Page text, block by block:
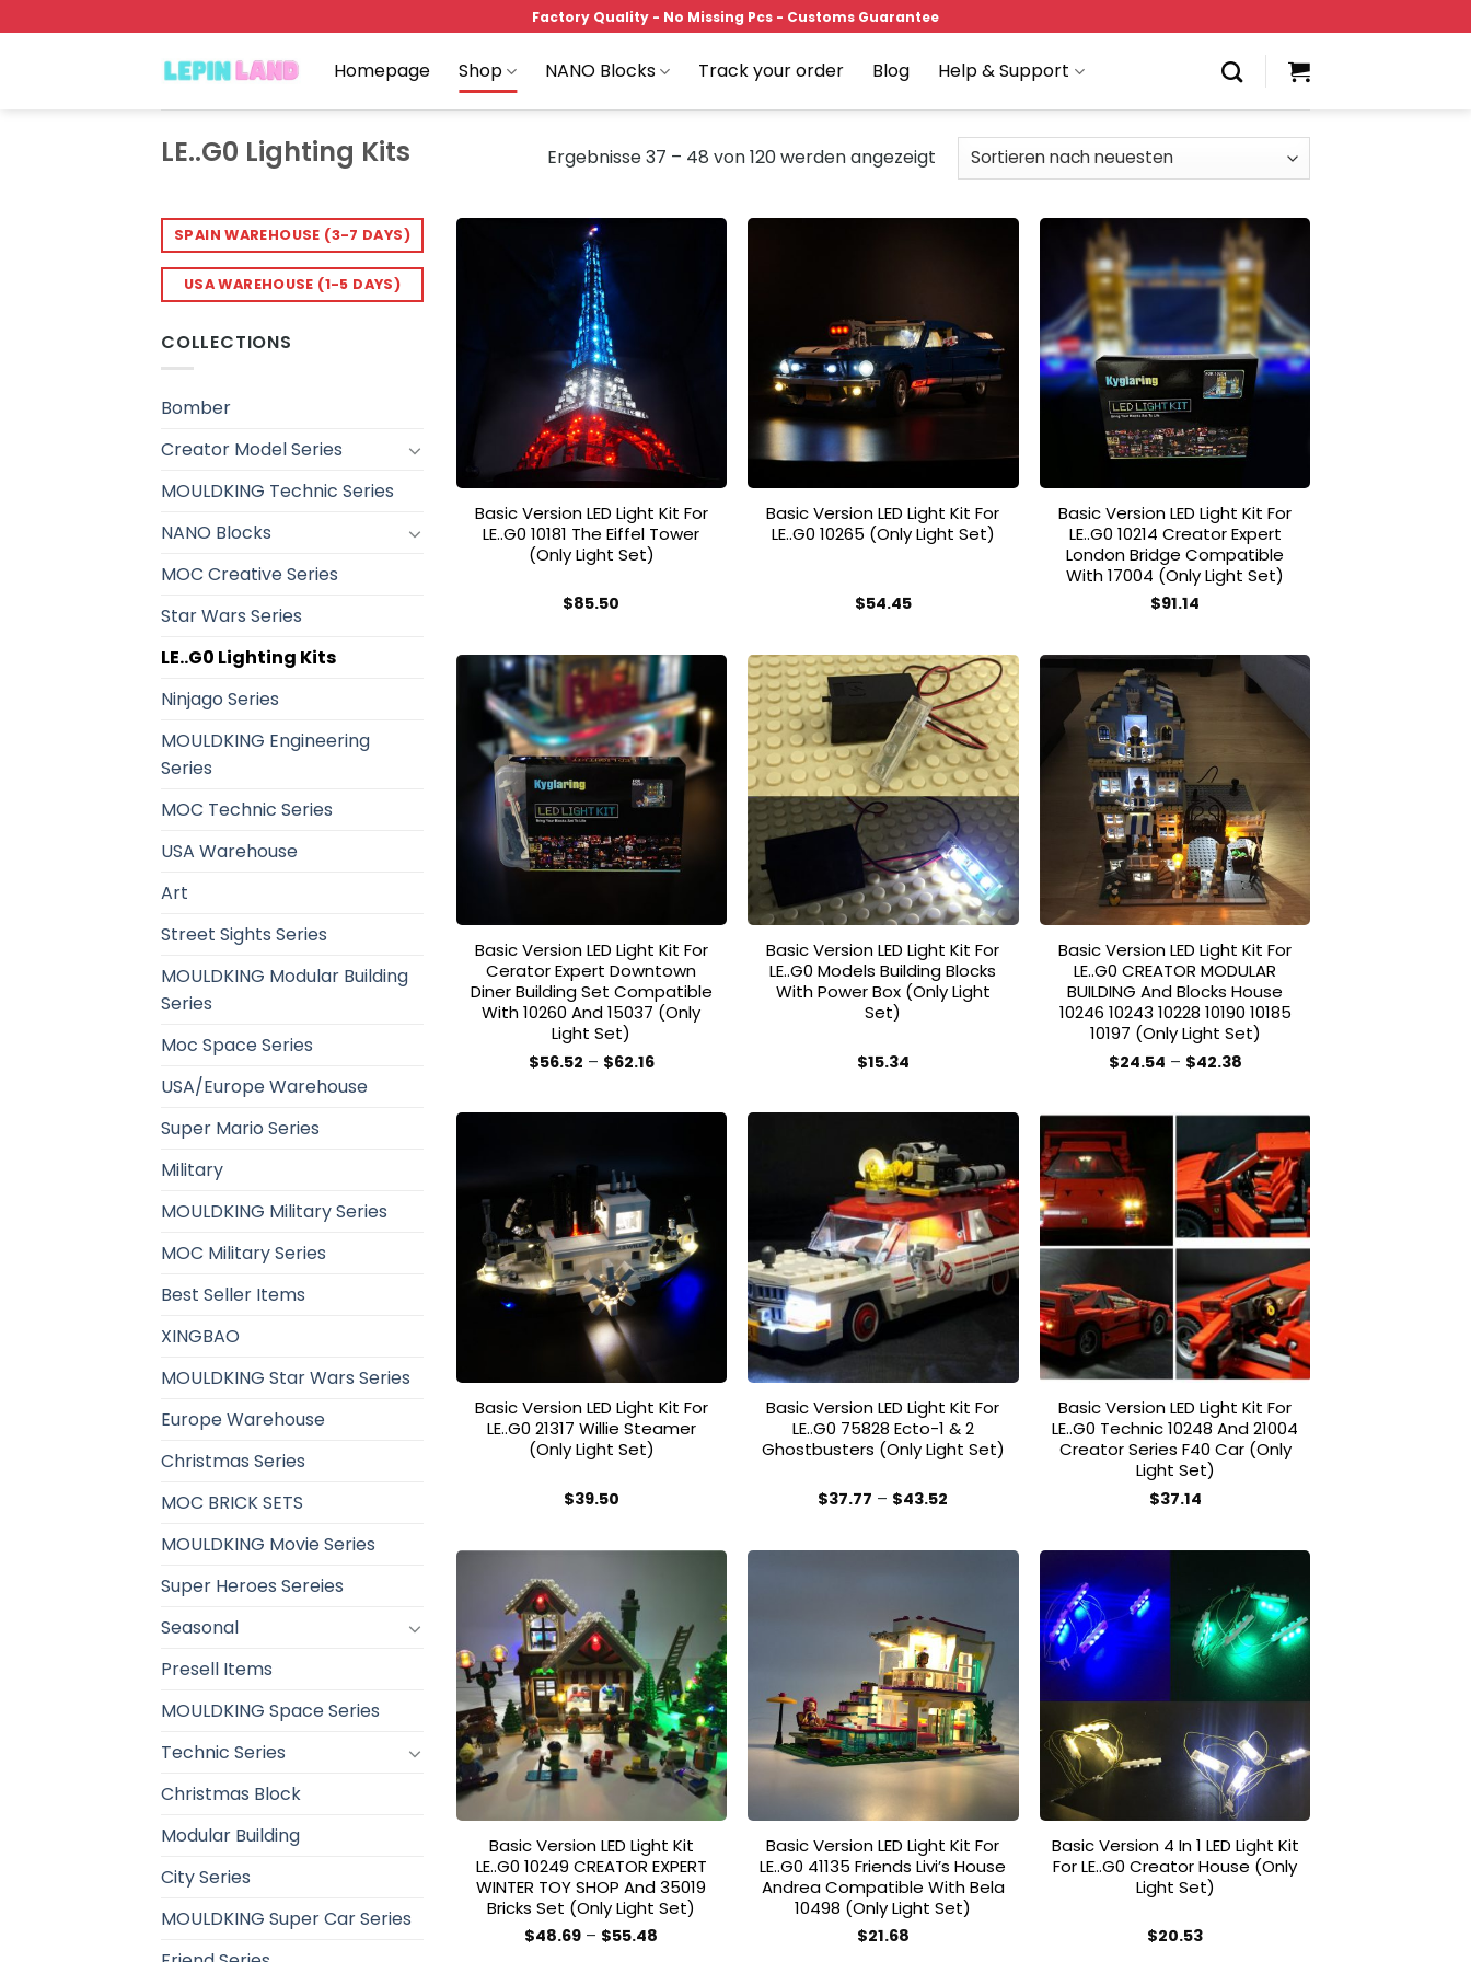
to
Factory Quality - No Missing Pcs - Customs Guarantee
Homepage Shop NANO Blocks Track your order Blog Help & Support
LE..G0 Lighting Kits Ergebnisse 37 – 48 von 120 werden angezeigt
SPAIN WAREHOUSE (3-7 DAYS)
USA WAREHOUSE (1-5 DAYS)
COLLECTIONS
Bomber
Creator Model Series
MOULDKING Technic Series
NANO Blocks
MOC Creative Series
Star Wars Series
LE..G0 Lighting Kits
Ninjago Series
MOULDKING Engineering
Series
MOC Technic Series
USA Warehouse
Art
Street Sights Series
MOULDKING Modular Building
Series
Moc Space Series
USA/Europe Warehouse
Super Mario Series
Military
MOULDKING Military Series
MOC Military Series
Best Seller Items
XINGBAO
MOULDKING Star Wars Series
Europe Warehouse
Christmas Series
MOC BRICK SETS
MOULDKING Movie Series
Super Heroes Sereies
Seasonal
Presell Items
MOULDKING Space Series
Technic Series
Christmas Block
Modular Building
City Series
MOULDKING Super Car Series
Basic Version LED Light Kit For
LE..G0 10181 The Eiffel Tower
(Only Light Set)
$85.50
weist
mehrere
Varianten
auf.
Optionen
können
auf
der
gewählt
werden
wishlist
Basic Version LED Light Kit For
LE..G0 10265 (Only Light Set)
$54.45
weist
mehrere
Varianten
auf.
Die
Optionen
können
auf
der
Produktseite
gewählt
werden
Add to
wishlist
Basic Version LED Light Kit For
LE..G0 10214 Creator Expert
London Bridge Compatible
With 17004 (Only Light Set)
$91.14
weist
mehrere
Varianten
auf.
Die
Optionen
können
auf
der
Produktseite
gewählt
werden
Add to
wishlist
Basic Version LED Light Kit For
Cerator Expert Downtown
Diner Building Set Compatible
With 10260 And 15037 (Only
Light Set)
$56.52 – $62.16Preisspanne:
Varianten
auf.
Die
Optionen
können
auf
der
Produktseite
gewählt
werden
Add to
wishlist
Basic Version LED Light Kit For
LE..G0 Models Building Blocks
With Power Box (Only Light
Set)
$15.34
Basic Version LED Light Kit For
LE..G0 CREATOR MODULAR
BUILDING And Blocks House
10246 10243 10228 10190 10185
10197 (Only Light Set)
$24.54 – $42.38Preisspanne:
mehrere
Varianten
auf.
Die
Optionen
können
auf
der
Produktseite
gewählt
werden
Add to
wishlist
Basic Version LED Light Kit For
LE..G0 21317 Willie Steamer
(Only Light Set)
$39.50
mehrere
Varianten
auf.
Die
Optionen
können
auf
der
Produktseite
gewählt
werden
Add to
wishlist
Basic Version LED Light Kit For
LE..G0 75828 Ecto-1 & 2
Ghostbusters (Only Light Set)
$37.77 – $43.52
Varianten
auf.
Die
Optionen
können
auf
der
Produktseite
gewählt
werden
Add to
wishlist
Basic Version LED Light Kit For
LE..G0 Technic 10248 And 21004
Creator Series F40 Car (Only
Light Set)
$37.14
mehrere
Varianten
auf.
Die
Optionen
können
auf
der
Produktseite
gewählt
werden
Add to
wishlist
Basic Version LED Light Kit
LE..G0 10249 CREATOR EXPERT
WINTER TOY SHOP And 35019
Bricks Set (Only Light Set)
$48.69 – $55.48
Add to
wishlist
Basic Version LED Light Kit For
LE..G0 41135 Friends Livi’s House
Andrea Compatible With Bela
10498 (Only Light Set)
$21.68
Add to
wishlist
Basic Version 4 In 1 LED Light Kit
For LE..G0 Creator House (Only
Light Set)
$20.53